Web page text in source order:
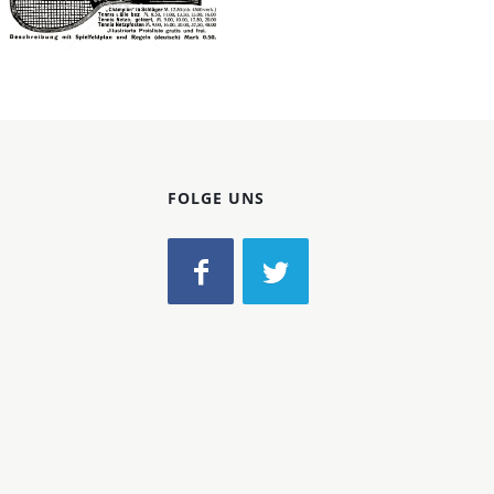
Konzerne
Bild-ID: 3082
FOLGE UNS